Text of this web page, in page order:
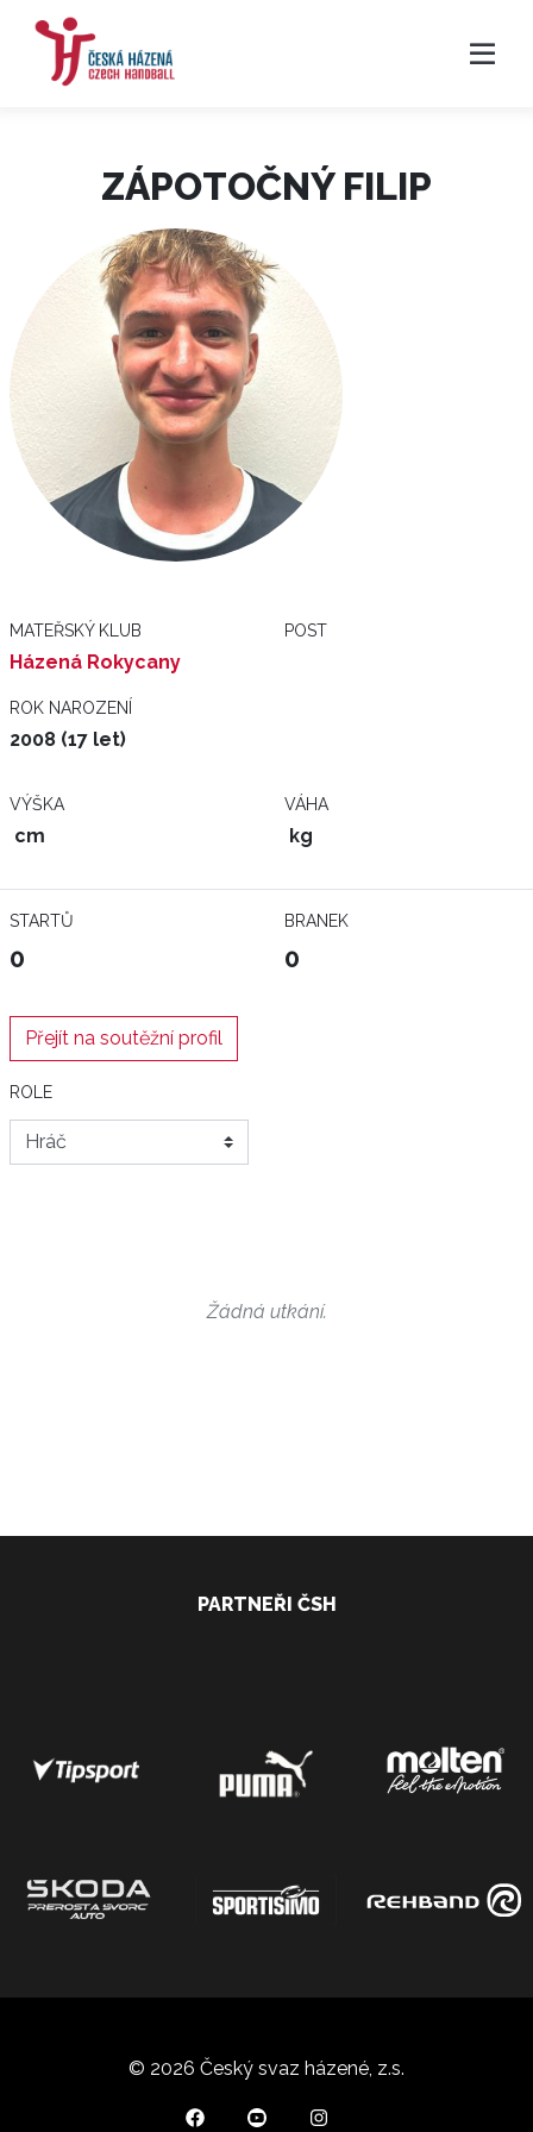
ZÁPOTOČNÝ FILIP
MATEŘSKÝ KLUB
Házená Rokycany
POST
ROK NAROZENÍ
2008 (17 let)
VÝŠKA
cm
VÁHA
kg
STARTŮ
0
BRANEK
0
Přejít na soutěžní profil
ROLE
Žádná utkání.
PARTNEŘI ČSH
© 2026 Český svaz házené, z.s.